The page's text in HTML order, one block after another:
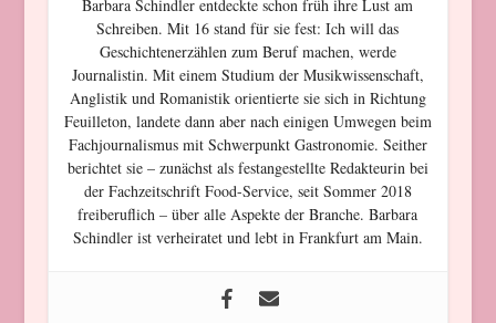
Barbara Schindler entdeckte schon früh ihre Lust am
Schreiben. Mit 16 stand für sie fest: Ich will das
Geschichtenerzählen zum Beruf machen, werde
Journalistin. Mit einem Studium der Musikwissenschaft,
Anglistik und Romanistik orientierte sie sich in Richtung
Feuilleton, landete dann aber nach einigen Umwegen beim
Fachjournalismus mit Schwerpunkt Gastronomie. Seither
berichtet sie – zunächst als festangestellte Redakteurin bei
der Fachzeitschrift Food-Service, seit Sommer 2018
freiberuflich – über alle Aspekte der Branche. Barbara
Schindler ist verheiratet und lebt in Frankfurt am Main.